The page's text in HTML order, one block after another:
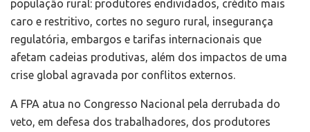
população rural: produtores endividados, crédito mais
caro e restritivo, cortes no seguro rural, insegurança
regulatória, embargos e tarifas internacionais que
afetam cadeias produtivas, além dos impactos de uma
crise global agravada por conflitos externos.
A FPA atua no Congresso Nacional pela derrubada do
veto, em defesa dos trabalhadores, dos produtores